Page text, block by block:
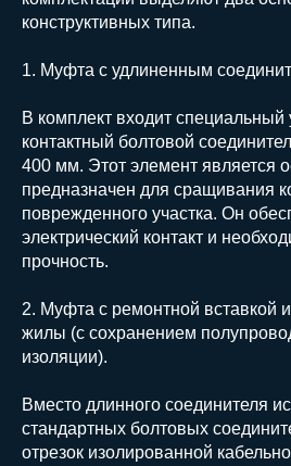
конструктивных типа.
1. Муфта с удлиненным
В комплект входит
контактный болтовой
400 мм. Этот элемент является
предназначен для сращивания
поврежденного участка. Он
электрический контакт и
прочность.
2. Муфта с ремонтной вставкой
жилы (с сохранением
изоляции).
Вместо длинного соединителя
стандартных болтовых
отрезок изолированной